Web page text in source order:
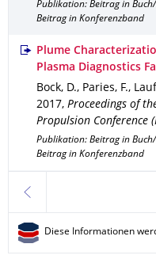
Publikation: Beitrag in
Beitrag in Konferenzband
Plume
Plasma Diagnostics
Bock, D., Paries, F.,
2017, Proceedings of
Propulsion Conference
Publikation: Beitrag in
Beitrag in Konferenzband
zurück
Diese Informationen